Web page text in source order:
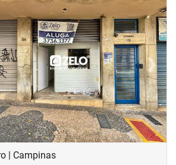
›Next
| Campinas